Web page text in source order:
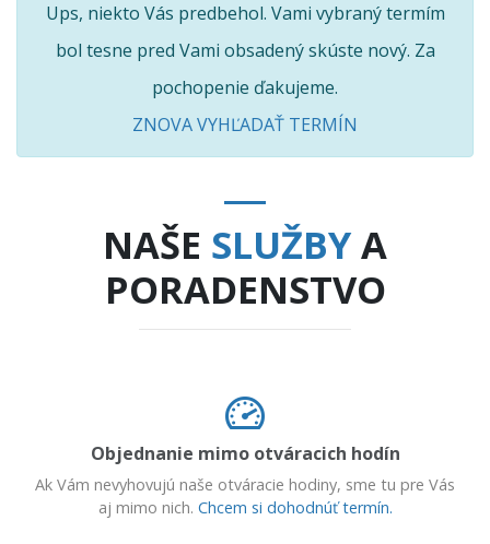
Ups, niekto Vás predbehol. Vami vybraný termím
bol tesne pred Vami obsadený skúste nový. Za
pochopenie ďakujeme.
ZNOVA VYHĽADAŤ TERMÍN
NAŠE SLUŽBYA
PORADENSTVO
Objednanie mimo otváracich hodín
Ak Vám nevyhovujú naše otváracie hodiny, sme tu pre Vás
aj mimo nich. Chcem si dohodnúť termín.